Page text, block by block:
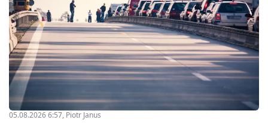
05.08.2026 6:57, Piotr Janus